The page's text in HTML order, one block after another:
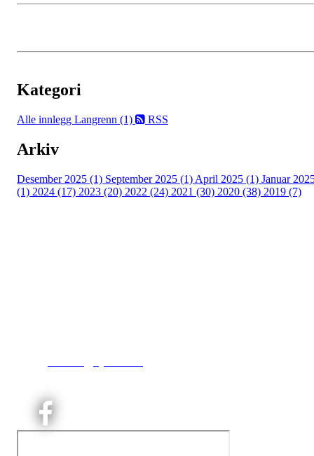
Kategori
Alle innlegg Langrenn (1) RSS
Arkiv
Desember 2025 (1) September 2025 (1) April 2025 (1) Januar
(1) 2024 (17) 2023 (20) 2022 (24) 2021 (30) 2020 (38) 2019 (7)